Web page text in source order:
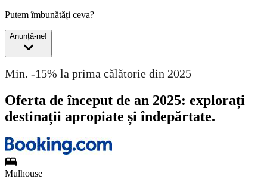
Putem îmbunătăți ceva?
Anunță-ne!
Min. -15% la prima călătorie din 2025
Oferta de început de an 2025: explorați
destinații apropiate și îndepărtate.
Mulhouse